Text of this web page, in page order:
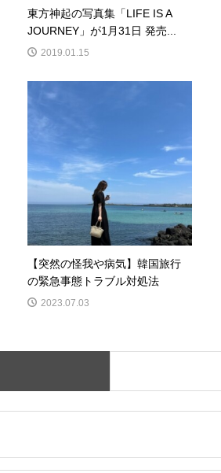
東方神起の写真集「LIFE IS A
JOURNEY」が1月31日 発売...
2019.01.15
【突然の怪我や病気】韓国旅行
の緊急事態トラブル対処法
2023.07.03